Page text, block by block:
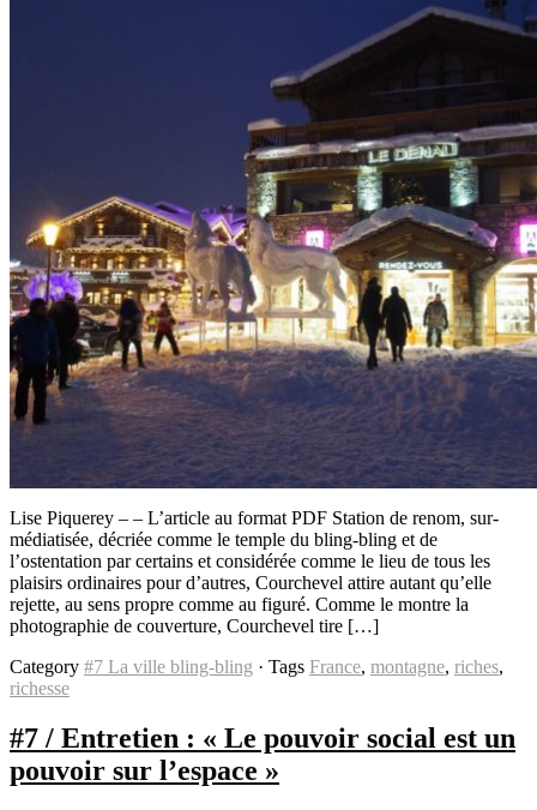
Lise Piquerey – – L’article au format PDF Station de renom, sur-
médiatisée, décriée comme le temple du bling-bling et de
l’ostentation par certains et considérée comme le lieu de tous les
plaisirs ordinaires pour d’autres, Courchevel attire autant qu’elle
rejette, au sens propre comme au figuré. Comme le montre la
photographie de couverture, Courchevel tire […]
Category #7 La ville bling-bling · Tags France, montagne, riches,
richesse
#7 / Entretien : « Le pouvoir social est un
pouvoir sur l’espace »